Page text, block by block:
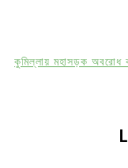
কুমিল্লায় মহাসড়ক অবরোধ